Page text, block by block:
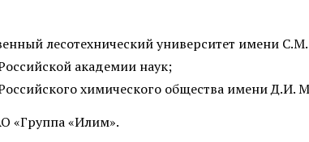
лесотехнический университет имени
академии наук;
химического общества имени Д.И.
«Группа «Илим».